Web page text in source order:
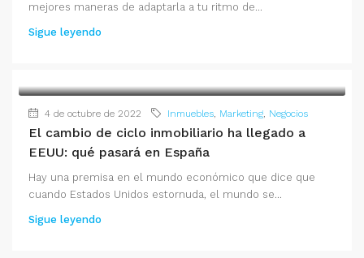
mejores maneras de adaptarla a tu ritmo de...
Sigue leyendo
4 de octubre de 2022 Inmuebles, Marketing, Negocios
El cambio de ciclo inmobiliario ha llegado a
EEUU: qué pasará en España
Hay una premisa en el mundo económico que dice que
cuando Estados Unidos estornuda, el mundo se...
Sigue leyendo